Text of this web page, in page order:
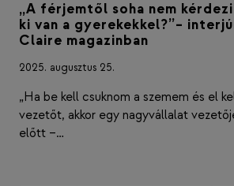
„A férjemtől soha nem
ki van a gyerekekkel?”–
Claire magazinban
2025. augusztus 25.
„Ha be kell csuknom a szemem és el
vezetőt, akkor egy nagyvállalat
előtt –…